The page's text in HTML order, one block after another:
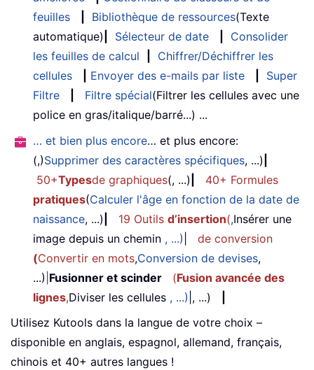
feuilles
Bibliothèque de ressources(Texte
automatique)
Sélecteur de date
Consolider
les feuilles de calcul
Chiffrer/Déchiffrer les
cellules
Envoyer des e-mails par liste
Super
Filtre
Filtre spécial(Filtrer les cellules avec une
police en gras/italique/barré...) ...
… et bien plus encore… et plus encore:
(,)Supprimer des caractères spécifiques, ...)
50+Typesde graphiques(, ...)
40+ Formules
pratiques(Calculer l'âge en fonction de la date de
naissance, ...) 19 Outils d’insertion(,Insérer une
image depuis un chemin , ...)
de conversion
(Convertir en mots,Conversion de devises,
...) Fusionner et scinder (Fusion avancée des
lignes,Diviser les cellules , ...) |, ...)
Utilisez Kutools dans la langue de votre choix –
disponible en anglais, espagnol, allemand, français,
chinois et 40+ autres langues !